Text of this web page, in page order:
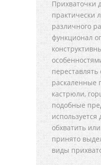
Прихваточки
практически
различного
функционал
раскаленные
кастрюли,
подобные
используется
обхватить
принято
виды